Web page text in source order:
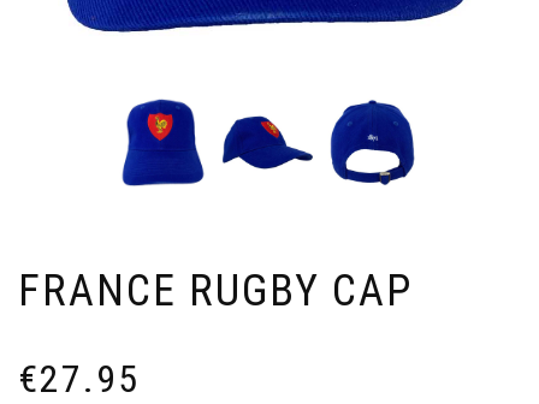
FRANCE RUGBY CAP
€27.95